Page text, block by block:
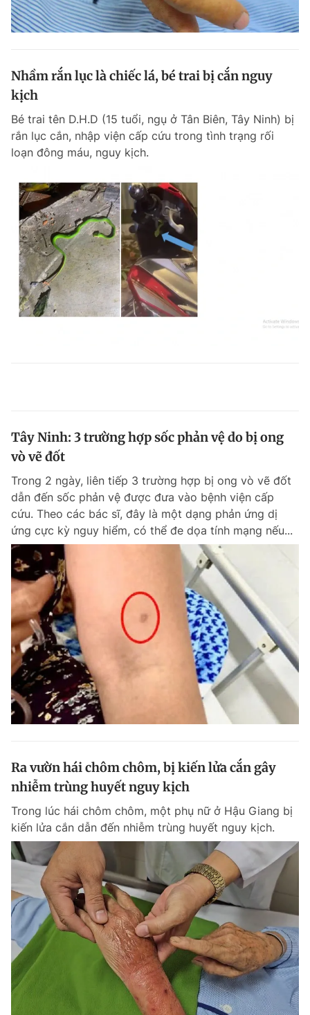
Nhầm rắn lục là chiếc lá, bé trai bị cắn nguy
kịch
Bé trai tên D.H.D (15 tuổi, ngụ ở Tân Biên, Tây Ninh) bị
rắn lục cắn, nhập viện cấp cứu trong tình trạng rối
loạn đông máu, nguy kịch.
Tây Ninh: 3 trường hợp sốc phản vệ do bị ong
vò vẽ đốt
Trong 2 ngày, liên tiếp 3 trường hợp bị ong vò vẽ đốt
dẫn đến sốc phản vệ được đưa vào bệnh viện cấp
cứu. Theo các bác sĩ, đây là một dạng phản ứng dị
ứng cực kỳ nguy hiểm, có thể đe dọa tính mạng nếu...
Ra vườn hái chôm chôm, bị kiến lửa cắn gây
nhiễm trùng huyết nguy kịch
Trong lúc hái chôm chôm, một phụ nữ ở Hậu Giang bị
kiến lửa cắn dẫn đến nhiễm trùng huyết nguy kịch.